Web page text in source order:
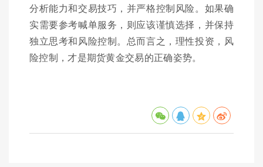
分析能力和交易技巧，并严格控制风险。如果确
实需要参考喊单服务，则应该谨慎选择，并保持
独立思考和风险控制。总而言之，理性投资，风
险控制，才是期货黄金交易的正确姿势。